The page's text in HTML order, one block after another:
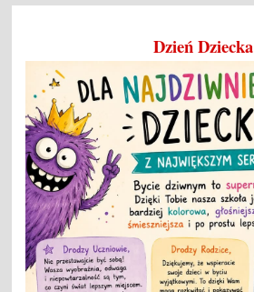
Dzień Dziecka